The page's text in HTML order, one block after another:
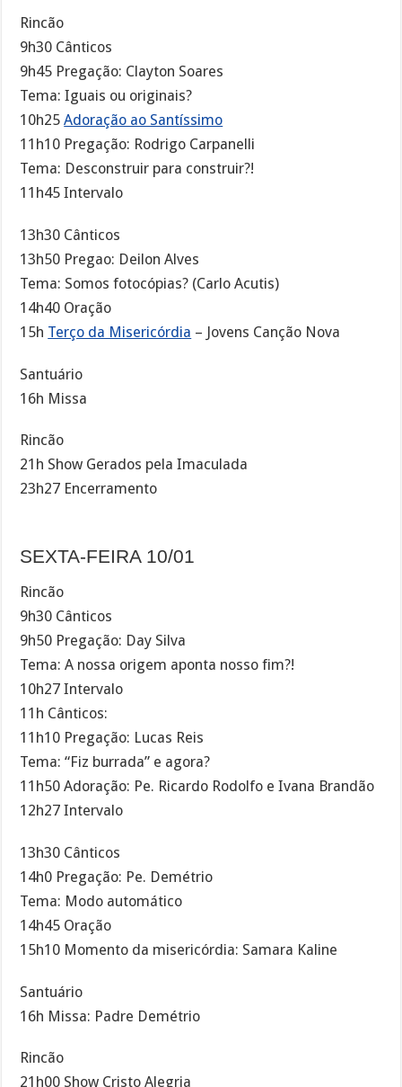
Rincão
9h30 Cânticos
9h45 Pregação: Clayton Soares
Tema: Iguais ou originais?
10h25Adoração ao Santíssimo
11h10 Pregação: Rodrigo Carpanelli
Tema: Desconstruir para construir?!
11h45 Intervalo
13h30 Cânticos
13h50 Pregao: Deilon Alves
Tema: Somos fotocópias? (Carlo Acutis)
14h40 Oração
15h Terço da Misericórdia – Jovens Canção Nova
Santuário
16h Missa
Rincão
21h Show Gerados pela Imaculada
23h27 Encerramento
SEXTA-FEIRA 10/01
Rincão
9h30 Cânticos
9h50 Pregação: Day Silva
Tema: A nossa origem aponta nosso fim?!
10h27 Intervalo
11h Cânticos:
11h10 Pregação: Lucas Reis
Tema: “Fiz burrada” e agora?
11h50 Adoração: Pe. Ricardo Rodolfo e Ivana Brandão
12h27 Intervalo
13h30 Cânticos
14h0 Pregação: Pe. Demétrio
Tema: Modo automático
14h45 Oração
15h10 Momento da misericórdia: Samara Kaline
Santuário
16h Missa: Padre Demétrio
Rincão
21h00 Show Cristo Alegria